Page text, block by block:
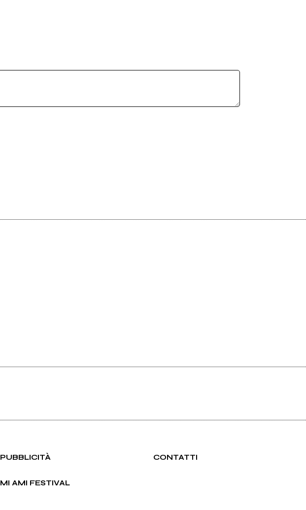
PUBBLICITÀ CONTATTI
MI AMI FESTIVAL